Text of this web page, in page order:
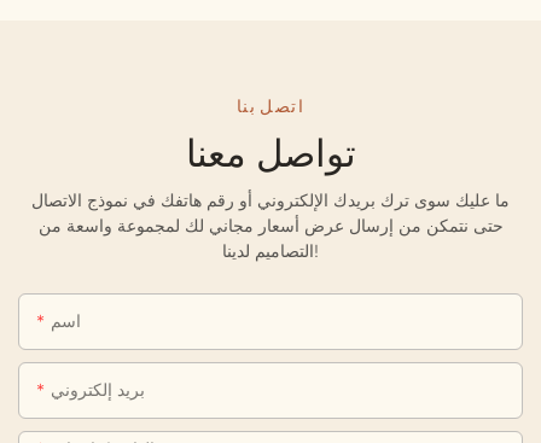
اتصل بنا
تواصل معنا
ما عليك سوى ترك بريدك الإلكتروني أو رقم هاتفك في نموذج الاتصال
حتى نتمكن من إرسال عرض أسعار مجاني لك لمجموعة واسعة من
التصاميم لدينا!
اسم
بريد إلكتروني